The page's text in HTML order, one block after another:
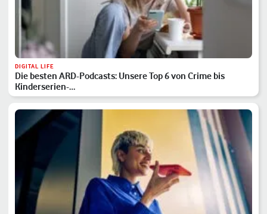
DIGITAL LIFE
Die besten ARD-Podcasts: Unsere Top 6 von Crime bis
Kinderserien-…